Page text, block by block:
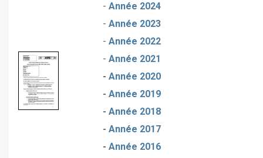
- Année 2024
- Année 2023
- Année 2022
- Année 2021
- Année 2020
- Année 2019
- Année 2018
- Année 2017
- Année 2016